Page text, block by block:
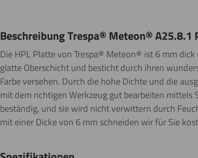
Beschreibung Trespa® Meteon®
Die HPL Platte von Trespa® Meteon® ist 6 mm
glatte Oberschicht und besticht durch ihren
Farbe versehen. Durch die hohe Dichte und die
mit dem richtigen Werkzeug gut bearbeiten mittels
beständig, und sie wird nicht verwittern durch
mit einer Dicke von 6 mm schneiden wir für Sie